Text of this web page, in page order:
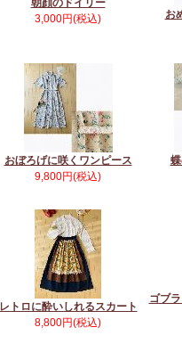
朝顔のドイリー
3,000円(税込)
お
おぼろげに咲くワンピース
9,800円(税込)
レトロに酔いしれるスカート
8,800円(税込)
ゴブ